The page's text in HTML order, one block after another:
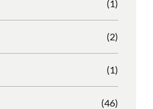
(1)
(2)
(1)
(46)